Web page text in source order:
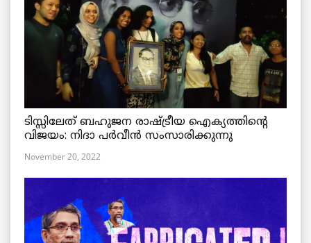
ടിസ്സിലേത് ബഹുജന രാഷ്ട്രീയ ഐക്യത്തിന്റെ
വിജയം: നിദാ പർവീൻ സംസാരിക്കുന്നു
November 20, 2022